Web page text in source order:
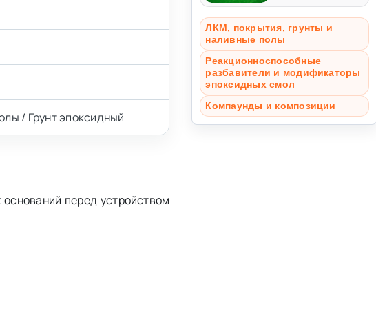
/ Грунт эпоксидный
перед устройством
ЛКМ, покрытия, грунты и
наливные полы
Реакционноспособные
разбавители и модификаторы
эпоксидных смол
Компаунды и композиции